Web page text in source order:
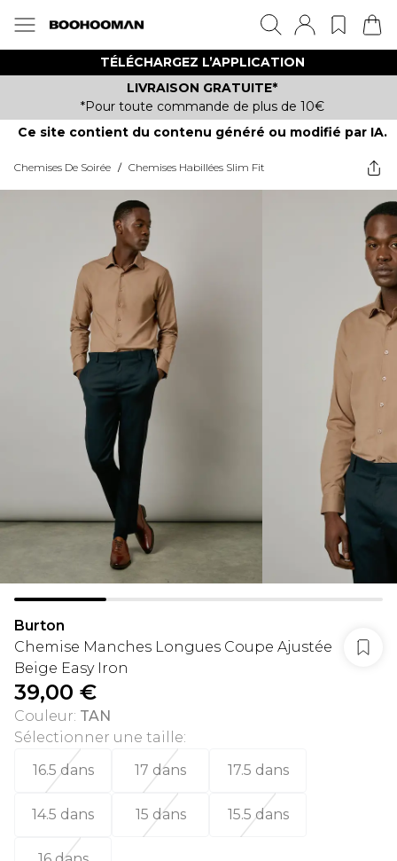
TÉLÉCHARGEZ L’APPLICATION
LIVRAISON GRATUITE*
*Pour toute commande de plus de 10€
Ce site contient du contenu généré ou modifié par IA.
Chemises De Soirée / Chemises Habillées Slim Fit
Burton
Chemise Manches Longues Coupe Ajustée
Beige Easy Iron
39,00 €
Couleur: TAN
Sélectionner une taille:
16.5 dans
17 dans 17.5 dans
14.5 dans 15 dans 15.5 dans